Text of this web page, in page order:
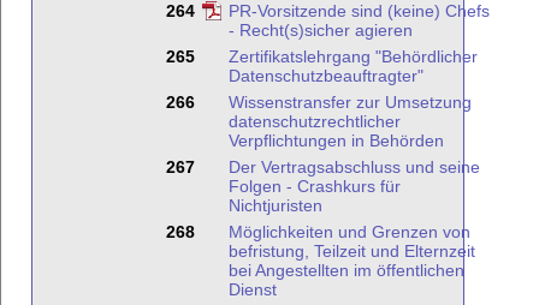
264
PR-Vorsitzende sind (keine) Chefs
- Recht(s)sicher agieren
265
Zertifikatslehrgang "Behördlicher
Datenschutzbeauftragter"
266
Wissenstransfer zur Umsetzung
datenschutzrechtlicher
Verpflichtungen in Behörden
267
Der Vertragsabschluss und seine
Folgen - Crashkurs für
Nichtjuristen
268
Möglichkeiten und Grenzen von
befristung, Teilzeit und Elternzeit
bei Angestellten im öffentlichen
Dienst